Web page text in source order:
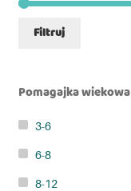
Filtruj
Pomagajka wiekowa
3-6
6-8
8-12